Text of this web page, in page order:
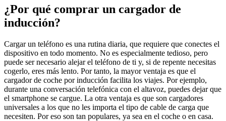
¿Por qué comprar un cargador de
inducción?
Cargar un teléfono es una rutina diaria, que requiere que conectes el
dispositivo en todo momento. No es especialmente tedioso, pero
puede ser necesario alejar el teléfono de ti y, si de repente necesitas
cogerlo, eres más lento. Por tanto, la mayor ventaja es que el
cargador de coche por inducción facilita los viajes. Por ejemplo,
durante una conversación telefónica con el altavoz, puedes dejar que
el smartphone se cargue. La otra ventaja es que son cargadores
universales a los que no les importa el tipo de cable de carga que
necesiten. Por eso son tan populares, ya sea en el coche o en casa.